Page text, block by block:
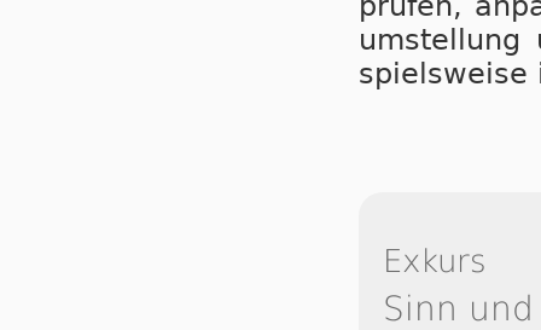
um­stel­lung
spiels­wei­se
Exkurs
Sinn